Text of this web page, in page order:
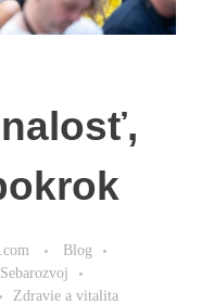
Blog
Sebarozvoj
Zdravie a vitalita